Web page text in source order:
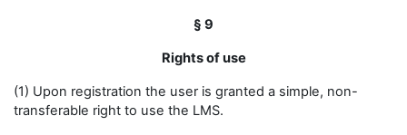
§ 9
Rights of use
(1) Upon registration the user is granted a simple, non-
transferable right to use the LMS.